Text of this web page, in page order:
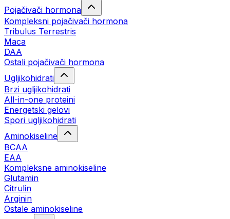
Pojačivači hormona
Kompleksni pojačivači hormona
Tribulus Terrestris
Maca
DAA
Ostali pojačivači hormona
Ugljikohidrati
Brzi ugljikohidrati
All-in-one proteini
Energetski gelovi
Spori ugljikohidrati
Aminokiseline
BCAA
EAA
Kompleksne aminokiseline
Glutamin
Citrulin
Arginin
Ostale aminokiseline